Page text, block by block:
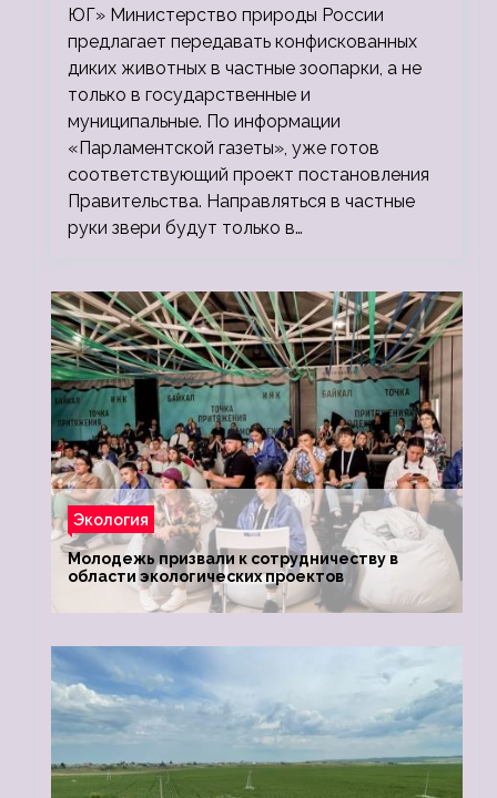
ЮГ» Министерство природы России
предлагает передавать конфискованных
диких животных в частные зоопарки, а не
только в государственные и
муниципальные. По информации
«Парламентской газеты», уже готов
соответствующий проект постановления
Правительства. Направляться в частные
руки звери будут только в…
Экология
Молодежь призвали к сотрудничеству в
области экологических проектов